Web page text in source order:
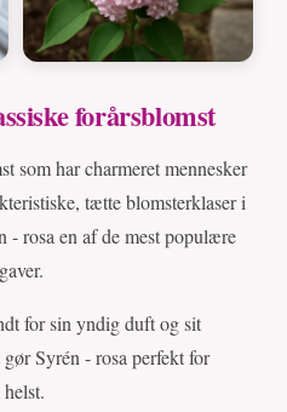
forårsblomst
som har charmeret mennesker
tætte blomsterklaser i
- rosa en af de mest populære
for sin yndig duft og sit
Syrén - rosa perfekt for